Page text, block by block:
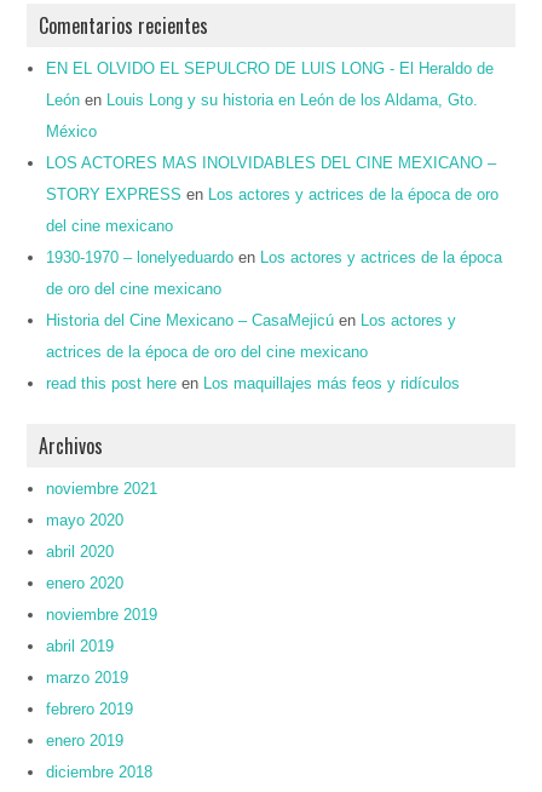
Comentarios recientes
EN EL OLVIDO EL SEPULCRO DE LUIS LONG - El Heraldo de
León en
Louis Long y su historia en León de los Aldama, Gto.
México
LOS ACTORES MAS INOLVIDABLES DEL CINE MEXICANO –
STORY EXPRESS en
Los actores y actrices de la época de oro
del cine mexicano
1930-1970 – lonelyeduardo en
Los actores y actrices de la época
de oro del cine mexicano
Historia del Cine Mexicano – CasaMejicú en
Los actores y
actrices de la época de oro del cine mexicano
read this post here en Los maquillajes más feos y ridículos
Archivos
noviembre 2021
mayo 2020
abril 2020
enero 2020
noviembre 2019
abril 2019
marzo 2019
febrero 2019
enero 2019
diciembre 2018